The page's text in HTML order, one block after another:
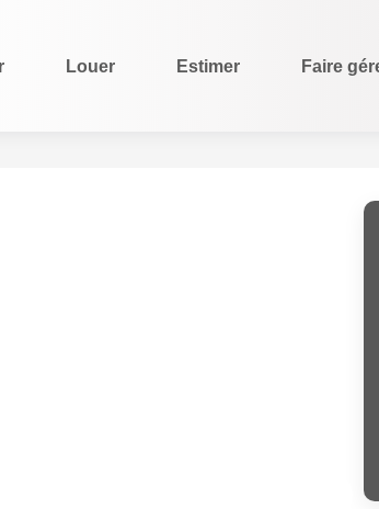
Louer Estimer Faire gérer